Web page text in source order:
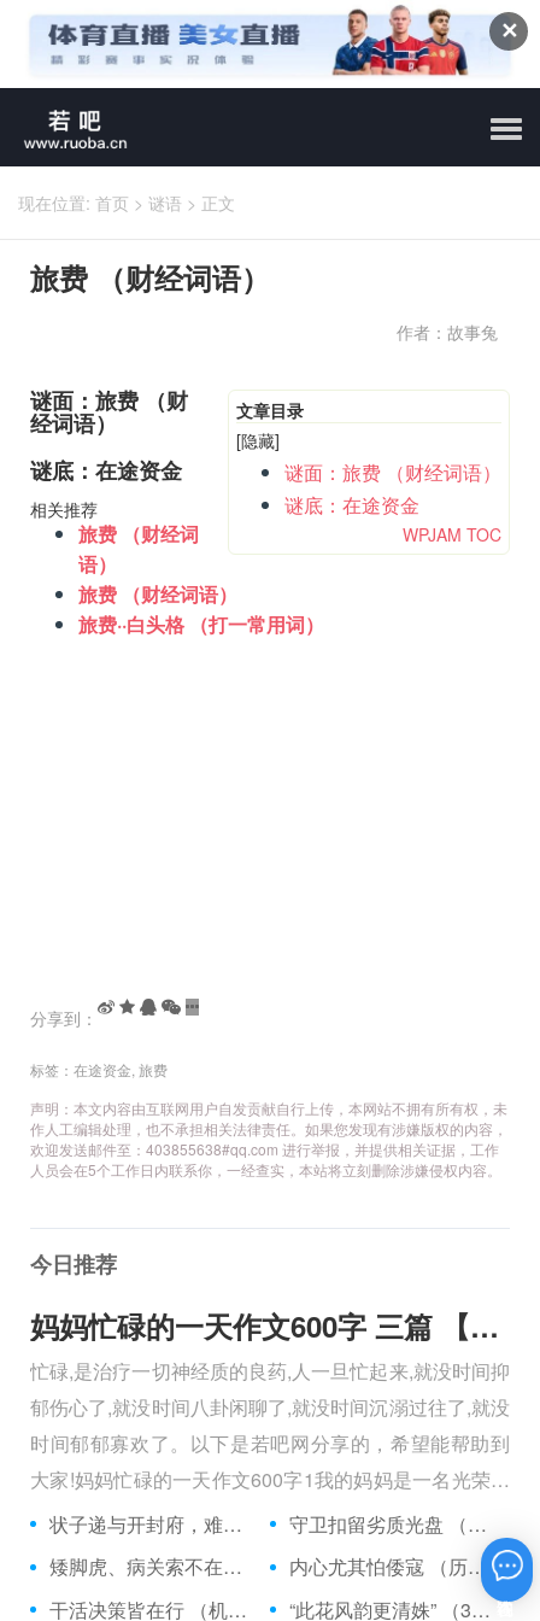
✕
现在位置: 首页 > 谜语 > 正文
旅费 （财经词语）
作者：故事兔
文章目录
[隐藏]
谜面：旅费 （财经词语）
谜底：在途资金
WPJAM TOC
谜面：旅费 （财
经词语）
谜底：在途资金
相关推荐
旅费 （财经词
语）
旅费 （财经词语）
旅费··白头格 （打一常用词）
分享到：
标签： 在途资金 旅费
声明：本文内容由互联网用户自发贡献自行上传，本网站不拥有所有权，未
作人工编辑处理，也不承担相关法律责任。如果您发现有涉嫌版权的内容，
欢迎发送邮件至：403855638#qq.com 进行举报，并提供相关证据，工作
人员会在5个工作日内联系你，一经查实，本站将立刻删除涉嫌侵权内容。
今日推荐
妈妈忙碌的一天作文600字 三篇 【600字】
忙碌,是治疗一切神经质的良药,人一旦忙起来,就没时间抑
郁伤心了,就没时间八卦闲聊了,就没时间沉溺过往了,就没
时间郁郁寡欢了。以下是若吧网分享的，希望能帮助到
大家!妈妈忙碌的一天作文600字1我的妈妈是一名光荣的
人民警察，她总有做不完的事情。
状子递与开封府，难忍怒气心中生 （5字口语）
守卫扣留劣质光盘 （5字常言）
矮脚虎、病关索不在，智多星、行者前往此处 （七字俗语）
内心尤其怕倭寇 （历法用语一卷帘）
干活决策皆在行 （机构简称二）
“此花风韵更清姝” （3字手机品牌）